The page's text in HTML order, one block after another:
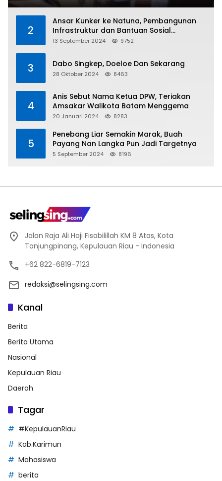
2
Ansar Kunker ke Natuna, Pembangunan
Infrastruktur dan Bantuan Sosial
Direalisasikan Hingga Pulau Tiga
13 September 2024 9752
3 Dabo Singkep, Doeloe Dan Sekarang
28 Oktober 2024 8463
4
Anis Sebut Nama Ketua DPW, Teriakan
Amsakar Walikota Batam Menggema
20 Januari 2024 8283
5
Penebang Liar Semakin Marak, Buah
Payang Nan Langka Pun Jadi Targetnya
5 September 2024 8196
Jalan Raja Ali Haji Fisabilillah KM 8 Atas, Kota
Tanjungpinang, Kepulauan Riau - Indonesia
+62 822-6819-7123
redaksi@selingsing.com
Kanal
Berita
Berita Utama
Nasional
Kepulauan Riau
Daerah
Tagar
#KepulauanRiau
Kab.Karimun
Mahasiswa
berita